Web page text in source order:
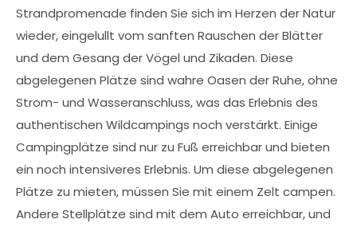
Strandpromenade finden Sie sich im Herzen der Natur
wieder, eingelullt vom sanften Rauschen der Blätter
und dem Gesang der Vögel und Zikaden. Diese
abgelegenen Plätze sind wahre Oasen der Ruhe, ohne
Strom- und Wasseranschluss, was das Erlebnis des
authentischen Wildcampings noch verstärkt. Einige
Campingplätze sind nur zu Fuß erreichbar und bieten
ein noch intensiveres Erlebnis. Um diese abgelegenen
Plätze zu mieten, müssen Sie mit einem Zelt campen.
Andere Stellplätze sind mit dem Auto erreichbar, und